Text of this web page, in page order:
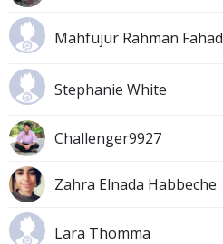
Mahfujur Rahman Fahad
Stephanie White
Challenger9927
Zahra Elnada Habbeche
Lara Thomma